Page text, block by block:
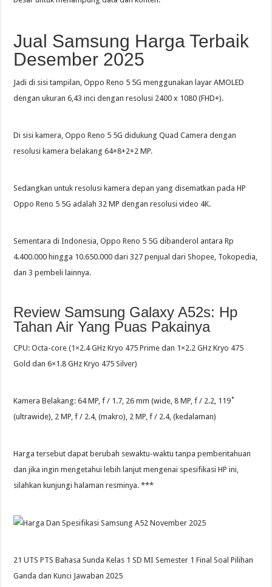
Jual Samsung Harga Terbaik
Desember 2025
Jadi di sisi tampilan, Oppo Reno 5 5G menggunakan layar AMOLED
dengan ukuran 6,43 inci dengan resolusi 2400 x 1080 (FHD+).
Di sisi kamera, Oppo Reno 5 5G didukung Quad Camera dengan
resolusi kamera belakang 64+8+2+2 MP.
Sedangkan untuk resolusi kamera depan yang disematkan pada HP
Oppo Reno 5 5G adalah 32 MP dengan resolusi video 4K.
Sementara di Indonesia, Oppo Reno 5 5G dibanderol antara Rp
4.400.000 hingga 10.650.000 dari 327 penjual dari Shopee, Tokopedia,
dan 3 pembeli lainnya.
Review Samsung Galaxy A52s: Hp
Tahan Air Yang Puas Pakainya
CPU: Octa-core (1×2.4 GHz Kryo 475 Prime dan 1×2.2 GHz Kryo 475
Gold dan 6×1.8 GHz Kryo 475 Silver)
Kamera Belakang: 64 MP, f / 1.7, 26 mm (wide, 8 MP, f / 2.2, 119˚
(ultrawide), 2 MP, f / 2.4, (makro), 2 MP, f / 2.4, (kedalaman)
Harga tersebut dapat berubah sewaktu-waktu tanpa pemberitahuan
dan jika ingin mengetahui lebih lanjut mengenai spesifikasi HP ini,
silahkan kunjungi halaman resminya. ***
21 UTS PTS Bahasa Sunda Kelas 1 SD MI Semester 1 Final Soal Pilihan
Ganda dan Kunci Jawaban 2025